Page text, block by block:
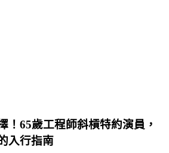
！65歲工程師斜槓特約演員，
入行指南